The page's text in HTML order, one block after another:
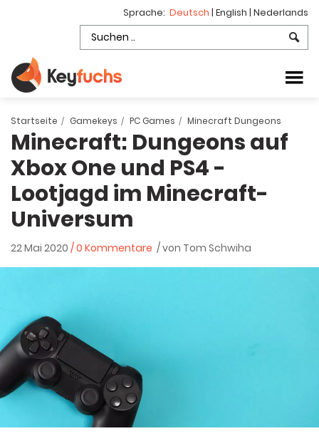
Sprache: Deutsch | English | Nederlands
Startseite Gamekeys PC Games Minecraft Dungeons
Minecraft: Dungeons auf
Xbox One und PS4 -
Lootjagd im Minecraft-
Universum
22 Mai 2020 / 0 Kommentare / von Tom Schwiha